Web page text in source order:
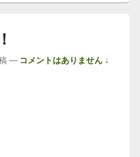
— コメントはありません ↓